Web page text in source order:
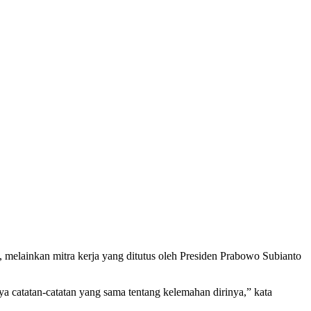
mitra kerja yang ditutus oleh Presiden Prabowo Subianto
catatan yang sama tentang kelemahan dirinya,” kata